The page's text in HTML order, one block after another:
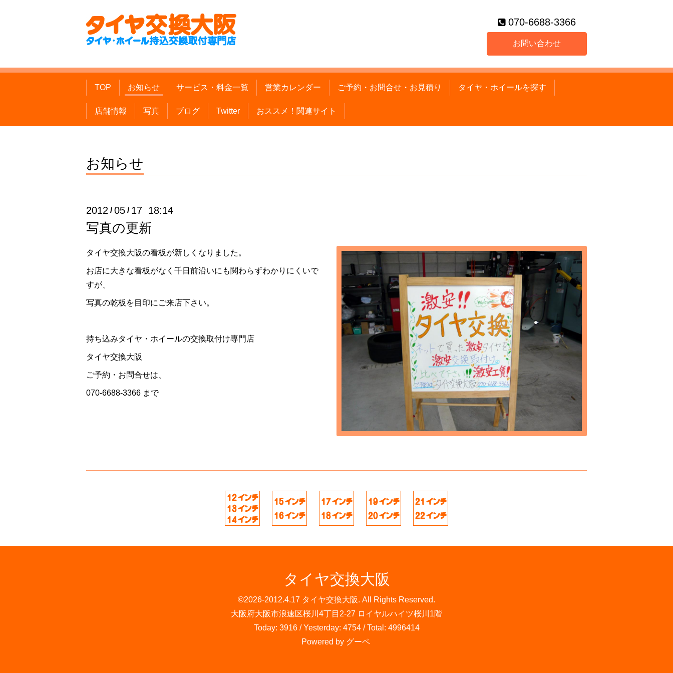
070-6688-3366
お問い合わせ
TOP お知らせ サービス・料金一覧 営業カレンダー ご予約・お問合せ・お見積り タイヤ・ホイールを探す
店舗情報 写真 ブログ Twitter おススメ！関連サイト
お知らせ
2012 /05 / 17 18:14
写真の更新
タイヤ交換大阪の看板が新しくなりました。
お店に大きな看板がなく千日前沿いにも関わらずわかりにくいで
すが、
写真の乾板を目印にご来店下さい。
持ち込みタイヤ・ホイールの交換取付け専門店
タイヤ交換大阪
ご予約・お問合せは、
070-6688-3366 まで
タイヤ交換大阪
©2026-2012.4.17 タイヤ交換大阪. All Rights Reserved.
大阪府大阪市浪速区桜川4丁目2-27 ロイヤルハイツ桜川1階
Today: 3916/ Yesterday: 4754/ Total: 4996414
Powered by グーペ